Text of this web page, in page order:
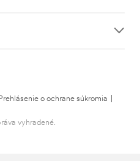
Prehlásenie o ochrane súkromia
vyhradené.